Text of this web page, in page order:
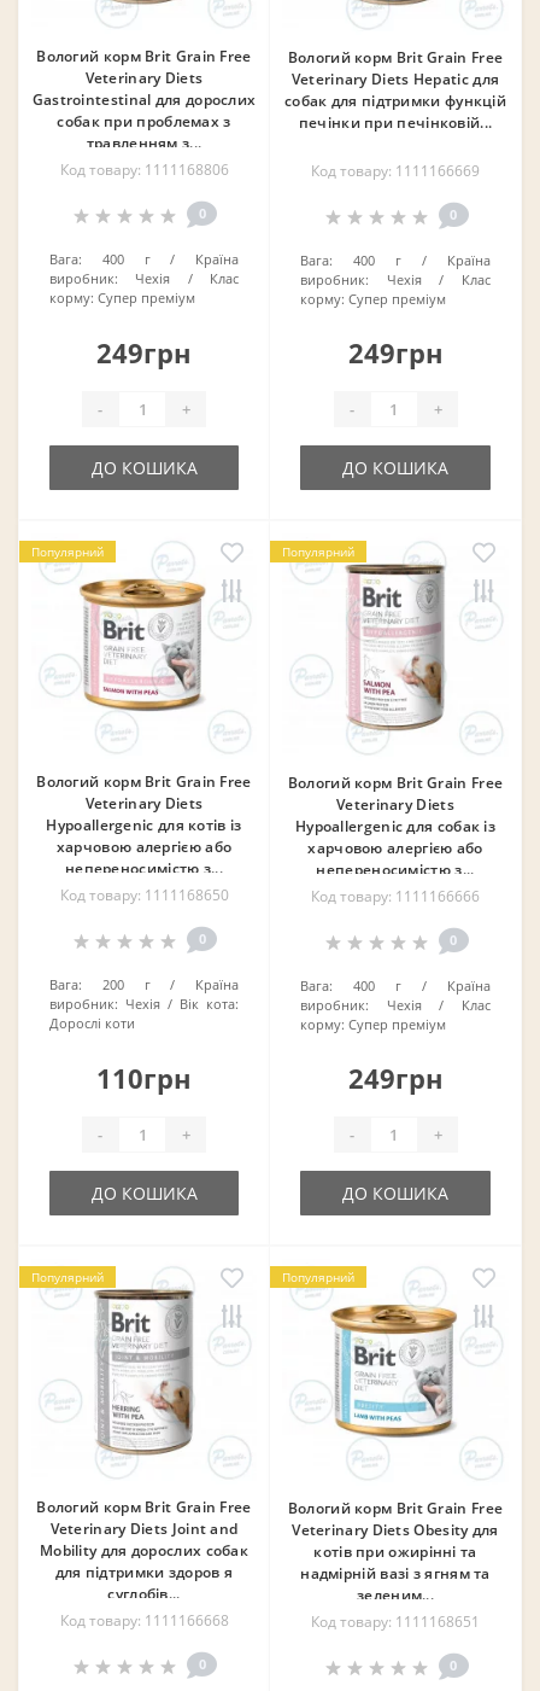
Вологий корм Brit Grain Free
Veterinary Diets
Gastrointestinal для дорослих
собак при проблемах з
травленням з...
Код товару: 1111168806
0
Вага: 400 г
Країна
виробник:
Чехія
Клас
корму: Супер преміум
249грн
- +
ДО КОШИКА
Вологий корм Brit Grain Free
Veterinary Diets Hepatic для
собак для підтримки функцій
печінки при печінковій...
Код товару: 1111166669
0
Вага: 400 г
Країна
виробник:
Чехія
Клас
корму: Супер преміум
249грн
- +
ДО КОШИКА
Популярний
Вологий корм Brit Grain Free
Veterinary Diets
Hypoallergenic для котів із
харчовою алергією або
непереносимістю з...
Код товару: 1111168650
0
Вага: 200 г
Країна
виробник: Чехія
Вік кота:
Дорослі коти
110грн
- +
ДО КОШИКА
Популярний
Вологий корм Brit Grain Free
Veterinary Diets
Hypoallergenic для собак із
харчовою алергією або
непереносимістю з...
Код товару: 1111166666
0
Вага: 400 г
Країна
виробник:
Чехія
Клас
корму: Супер преміум
249грн
- +
ДО КОШИКА
Популярний
Вологий корм Brit Grain Free
Veterinary Diets Joint and
Mobility для дорослих собак
для підтримки здоров я
суглобів...
Код товару: 1111166668
0
Популярний
Вологий корм Brit Grain Free
Veterinary Diets Obesity для
котів при ожирінні та
надмірній вазі з ягням та
зеленим...
Код товару: 1111168651
0
❄